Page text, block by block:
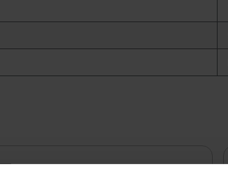
865509- P10-IN-ZW-2M